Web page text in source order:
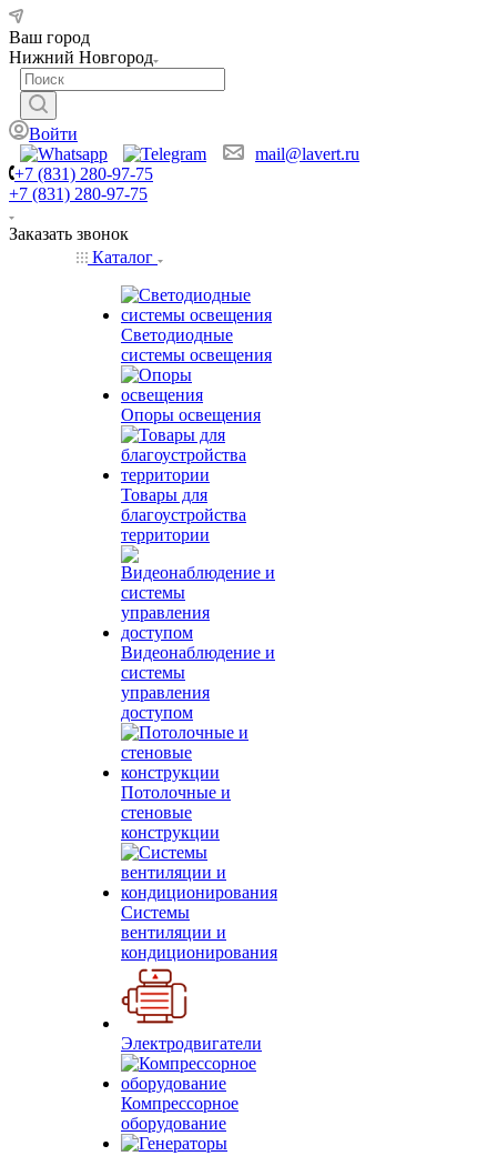
Ваш город
Нижний Новгород
Войти
mail@lavert.ru
+7 (831) 280-97-75
+7 (831) 280-97-75
Заказать звонок
Каталог
Светодиодные
системы освещения
Опоры освещения
Товары для
благоустройства
территории
Видеонаблюдение и
системы
управления
доступом
Потолочные и
стеновые
конструкции
Системы
вентиляции и
кондиционирования
Электродвигатели
Компрессорное
оборудование